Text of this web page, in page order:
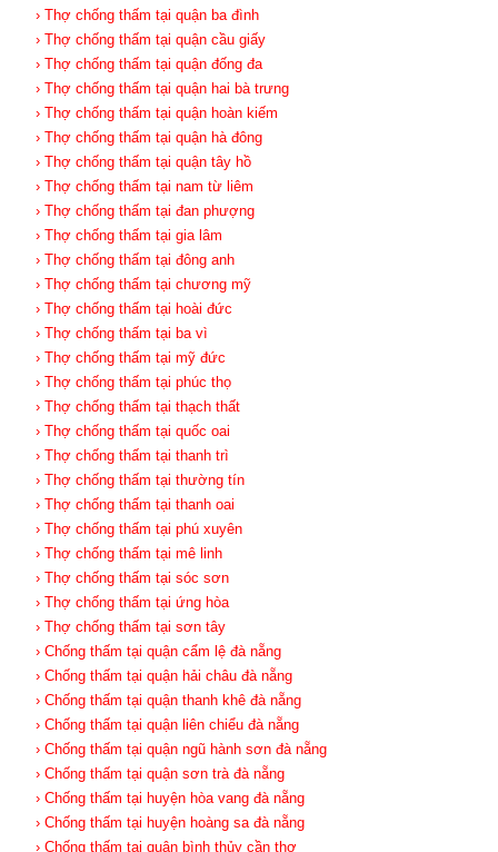
› Thợ chống thấm tại quận ba đình
› Thợ chống thấm tại quận cầu giấy
› Thợ chống thấm tại quận đống đa
› Thợ chống thấm tại quận hai bà trưng
› Thợ chống thấm tại quận hoàn kiếm
› Thợ chống thấm tại quận hà đông
› Thợ chống thấm tại quận tây hồ
› Thợ chống thấm tại nam từ liêm
› Thợ chống thấm tại đan phượng
› Thợ chống thấm tại gia lâm
› Thợ chống thấm tại đông anh
› Thợ chống thấm tại chương mỹ
› Thợ chống thấm tại hoài đức
› Thợ chống thấm tại ba vì
› Thợ chống thấm tại mỹ đức
› Thợ chống thấm tại phúc thọ
› Thợ chống thấm tại thạch thất
› Thợ chống thấm tại quốc oai
› Thợ chống thấm tại thanh trì
› Thợ chống thấm tại thường tín
› Thợ chống thấm tại thanh oai
› Thợ chống thấm tại phú xuyên
› Thợ chống thấm tại mê linh
› Thợ chống thấm tại sóc sơn
› Thợ chống thấm tại ứng hòa
› Thợ chống thấm tại sơn tây
› Chống thấm tại quận cẩm lệ đà nẵng
› Chống thấm tại quận hải châu đà nẵng
› Chống thấm tại quận thanh khê đà nẵng
› Chống thấm tại quận liên chiểu đà nẵng
› Chống thấm tại quận ngũ hành sơn đà nẵng
› Chống thấm tại quận sơn trà đà nẵng
› Chống thấm tại huyện hòa vang đà nẵng
› Chống thấm tại huyện hoàng sa đà nẵng
› Chống thấm tại quận bình thủy cần thơ